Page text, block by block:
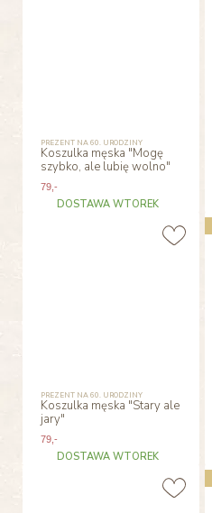
PREZENT NA 60. URODZINY
Koszulka męska "Mogę
szybko, ale lubię wolno"
79,-
DOSTAWA WTOREK
PREZENT NA 60. URODZINY
Koszulka męska "Stary ale
jary"
79,-
DOSTAWA WTOREK